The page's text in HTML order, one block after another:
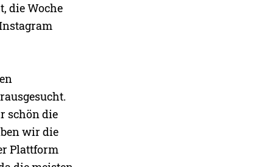
die Woche
schön die
wir die
Plattform